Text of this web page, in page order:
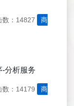
数：14827
商
-分析服务
数：14179
商